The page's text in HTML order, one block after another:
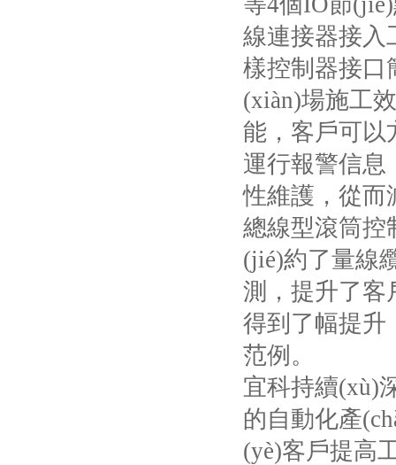
線連接器接入
樣控制器接口
(xiàn)場施工
能，客戶
運行報警信息
性維護，從而
總線型滾筒控
(jié)約了量線
測，提升
得到了幅提升
范例。
宜科持續(xù)
的自動化產
(yè)客戶提高